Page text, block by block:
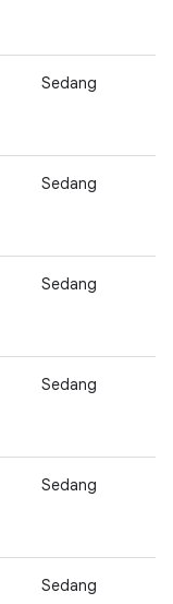
Sedang
Sedang
Sedang
Sedang
Sedang
Sedang